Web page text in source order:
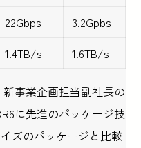
22Gbps
3.2Gpbs
1.4TB/s 1.6TB/s
新事業企画担当副社長の
に先進のパッケージ技
ズのパッケージと比較